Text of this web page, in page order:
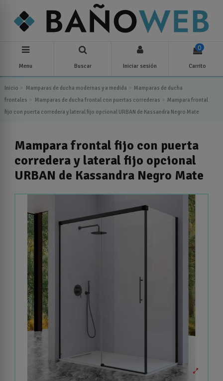
Menu Buscar Iniciar sesión
0
Carrito
Inicio Mamparas de ducha modernas y a medida
Mamparas de ducha
frontales
Mamparas de ducha frontal con puertas correderas
Mampara frontal
fijo con puerta corredera y lateral fijo opcional URBAN de Kassandra Negro Mate
Mampara frontal fijo con puerta
corredera y lateral fijo opcional
URBAN de Kassandra Negro Mate